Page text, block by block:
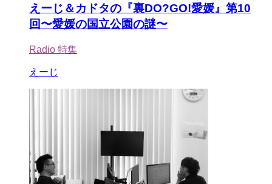
えーじ＆カドタの『裏DO?GO!愛媛』第10
回〜愛媛の国立公園の謎〜
Radio 特集
えーじ